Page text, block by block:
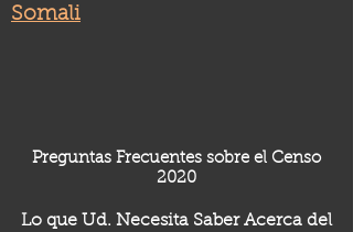
Somali
Preguntas Frecuentes sobre el Censo
2020
Lo que Ud. Necesita Saber Acerca del